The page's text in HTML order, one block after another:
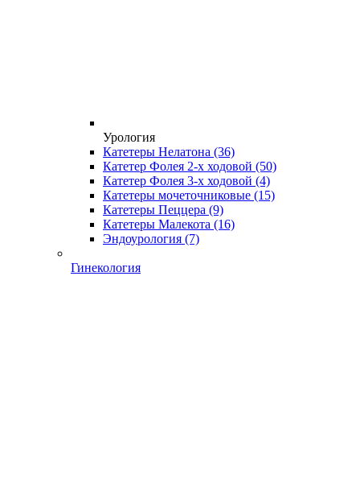
Урология
Катетеры Нелатона (36)
Катетер Фолея 2-х ходовой (50)
Катетер Фолея 3-х ходовой (4)
Катетеры мочеточниковые (15)
Катетеры Пеццера (9)
Катетеры Малекота (16)
Эндоурология (7)
Гинекология